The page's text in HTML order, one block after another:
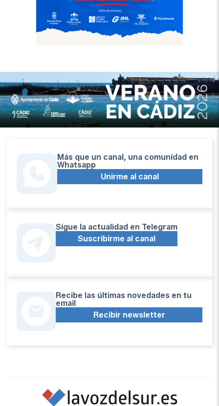
Más que un canal, una comunidad en
Whatsapp
Unirme al canal
Sígue la actualidad en Telegram
Suscribirme al canal
Recibe las últimas novedades en tu
email
Recibir newsletter